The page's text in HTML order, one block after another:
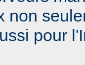
non
pour